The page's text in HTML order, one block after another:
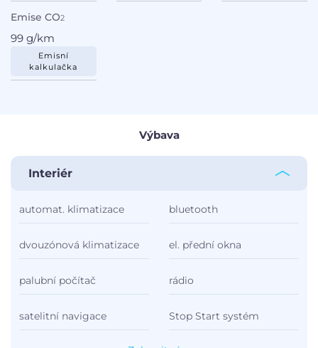
Emise CO2
99 g/km
Emisní
kalkulačka
Výbava
Interiér
automat. klimatizace bluetooth
dvouzónová klimatizace el. přední okna
palubní počítač rádio
satelitní navigace Stop Start systém